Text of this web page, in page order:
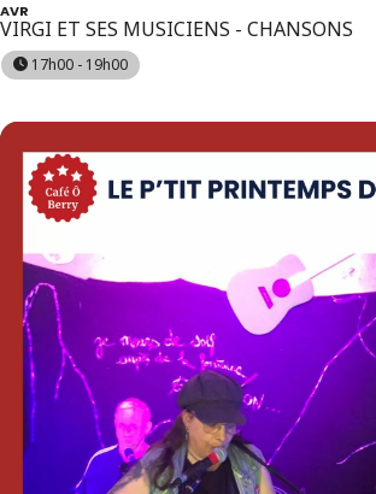
AVR
VIRGI ET SES MUSICIENS - CHANSONS
17h00 - 19h00